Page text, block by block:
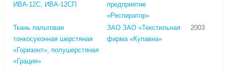
ИВА-12С, ИВА-12СП
предприятие
«Респиратор»
Ткань пальтовая
тонкосуконная шерстяная
«Горизонт», полушерстяная
«Грация»
ЗАО ЗАО «Текстильная
фирма «Купавна»
2003